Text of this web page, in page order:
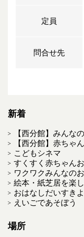
定員
問合せ先
新着
【西分館】みんな
【西分館】赤ちゃ
こどもシネマ
すくすく赤ちゃん
ワクワクみんなの
絵本・紙芝居を楽
おはなしだいすき
えいごであそぼう
場所